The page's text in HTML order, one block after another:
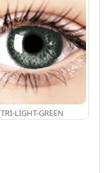
TRI-LIGHT-GREEN